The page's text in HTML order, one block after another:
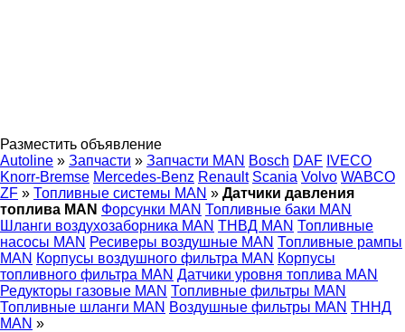
Разместить объявление
Autoline » Запчасти » Запчасти MAN Bosch DAF IVECO
Knorr-Bremse Mercedes-Benz Renault Scania Volvo WABCO
ZF » Топливные системы MAN » Датчики давления
топлива MAN Форсунки MAN Топливные баки MAN
Шланги воздухозаборника MAN ТНВД MAN Топливные
насосы MAN Ресиверы воздушные MAN Топливные рампы
MAN Корпусы воздушного фильтра MAN Корпусы
топливного фильтра MAN Датчики уровня топлива MAN
Редукторы газовые MAN Топливные фильтры MAN
Топливные шланги MAN Воздушные фильтры MAN ТННД
MAN »